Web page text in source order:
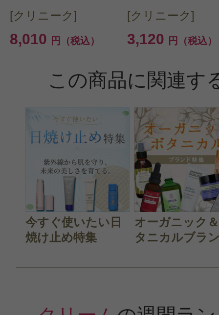
[クリニーク]
8,010 円（税込）
[クリニーク]
3,120 円（税込）
この商品に関連す
今すぐ使いたい日
焼け止め特集
オーガニック
タニカルブラ